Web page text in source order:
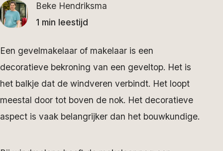
Beke Hendriksma
1 min leestijd
Een gevelmakelaar of makelaar is een
decoratieve bekroning van een geveltop. Het is
het balkje dat de windveren verbindt. Het loopt
meestal door tot boven de nok. Het decoratieve
aspect is vaak belangrijker dan het bouwkundige.